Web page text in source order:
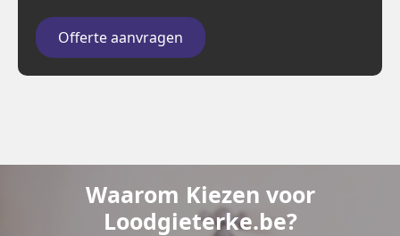
Offerte aanvragen
Waarom Kiezen voor
Loodgieterke.be?